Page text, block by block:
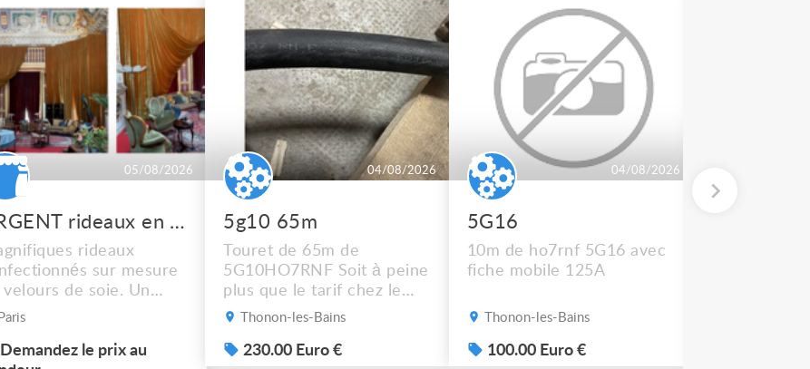
05/08/2026
URGENT rideaux en velours de soie
rideaux
sur mesure
velours de soie. Un
de scène rouge, un
en photos. À
Paris
Demandez le prix au
04/08/2026
5g10 65m
Touret de 65m de
5G10HO7RNF Soit à peine
plus que le tarif chez le
récupérateur Mais
sup sur demande ça ne
Thonon-les-Bains
230.00 Euro €
04/08/2026
5G16
10m de ho7rnf 5G16 avec
fiche mobile 125A
Thonon-les-Bains
100.00 Euro €